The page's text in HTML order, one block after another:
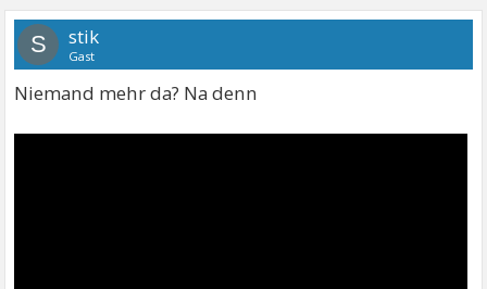
S stik
Gast
Niemand mehr da? Na denn